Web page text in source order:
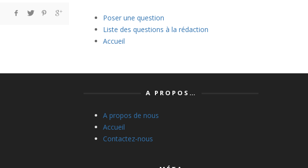
Poser une question
Liste des questions à la rédaction
Accueil
A PROPOS…
A propos de nous
Accueil
Contactez-nous